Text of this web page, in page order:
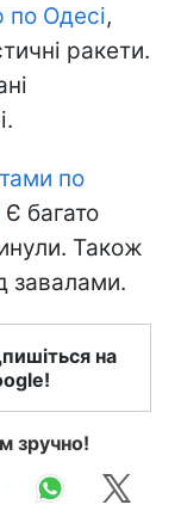
по Одесі,
ракети.
по
Є багато
Також
завалами.
на
зручно!